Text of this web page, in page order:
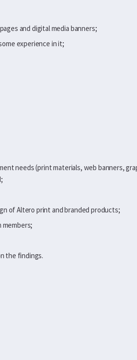
and digital media banners;
experience in it;
needs (print materials, web banners,
of Altero print and branded products;
the findings.